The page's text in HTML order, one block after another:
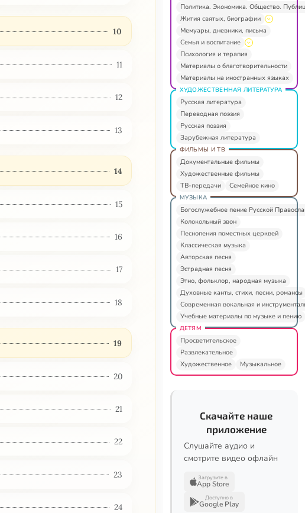
10
11
12
13
14
15
16
17
18
19
20
21
22
23
24
Политика. Экономика. Общество.
Жития святых, биографии
Мемуары, дневники, письма
Семья и воспитание
Психология и терапия
Материалы о благотворительности
Материалы на иностранных языках
ХУДОЖЕСТВЕННАЯ ЛИТЕРАТУРА
Русская литература
Переводная поэзия
Русская поэзия
Зарубежная литература
ФИЛЬМЫ И ТВ
Документальные фильмы
Художественные фильмы
ТВ-передачи
Семейное кино
МУЗЫКА
Богослужебное пение Русской
Колокольный звон
Песнопения поместных церквей
Классическая музыка
Авторская песня
Эстрадная песня
Этно, фольклор, народная музыка
Духовные канты, стихи, песни, романсы
Современная вокальная и
Учебные материалы по музыке и пению
ДЕТЯМ
Просветительское
Развлекательное
Художественное
Музыкальное
Скачайте наше
приложение
Слушайте аудио и
смотрите видео офлайн
Загрузите в
App Store
Доступно в
Google Play